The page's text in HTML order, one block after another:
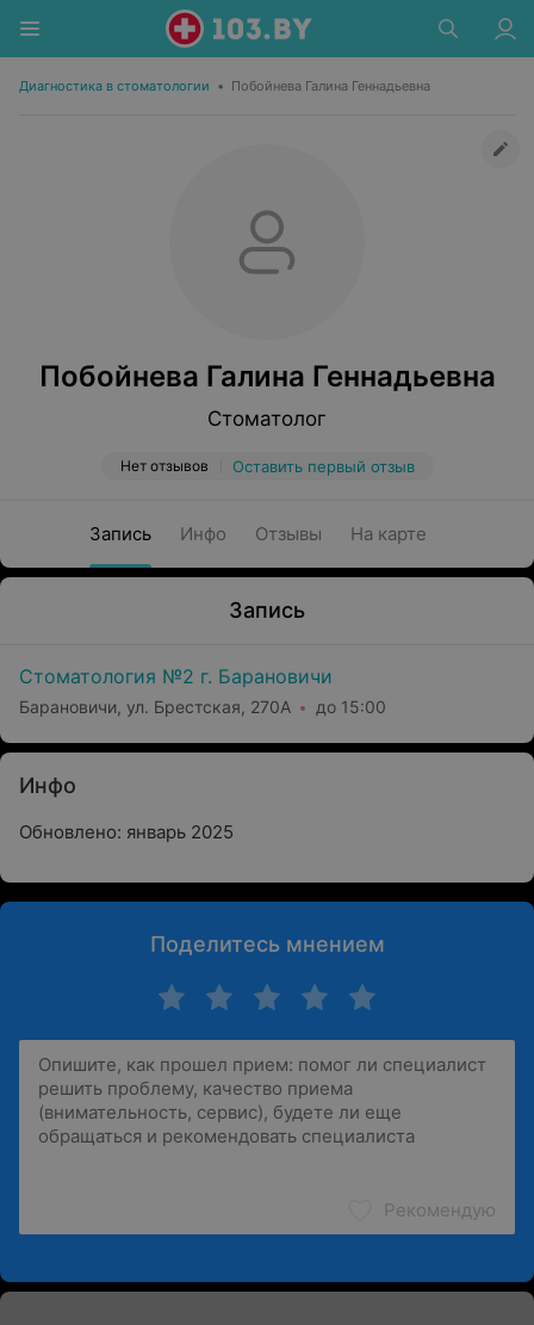
Диагностика в стоматологии • Побойнева Галина Геннадьевна
Побойнева Галина Геннадьевна
Стоматолог
Нет отзывов Оставить первый отзыв
Запись Инфо Отзывы На карте
Запись
Стоматология №2 г. Барановичи
Барановичи, ул. Брестская, 270А до 15:00
Инфо
Обновлено: январь 2025
Поделитесь мнением
Рекомендую